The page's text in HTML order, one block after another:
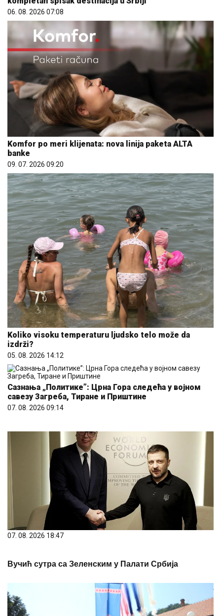
06. 08. 2026 07:08
Komfor po meri klijenata: nova linija paketa ALTA
banke
09. 07. 2026 09:20
Koliko visoku temperaturu ljudsko telo može da
izdrži?
05. 08. 2026 14:12
Сазнања „Политике”: Црна Гора следећа у војном
савезу Загреба, Тиране и Приштине
07. 08. 2026 09:14
07. 08. 2026 18:47
Вучић сутра са Зеленским у Палати Србија